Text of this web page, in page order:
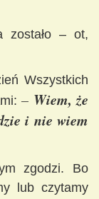
zostało – ot,
Wszystkich
– Wiem, że
i nie wiem
zgodzi. Bo
lub czytamy